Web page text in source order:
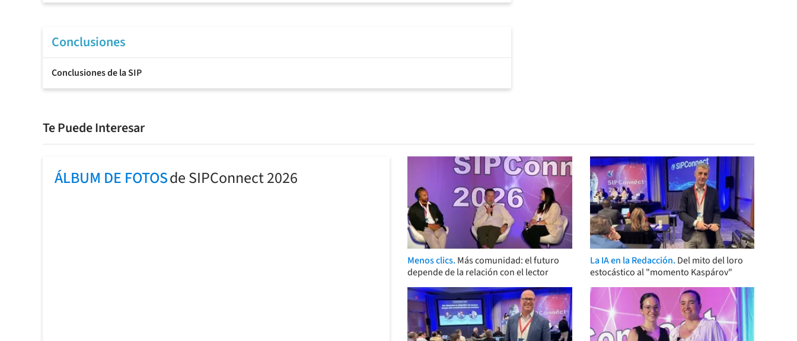
Conclusiones
Conclusiones de la SIP
Te Puede Interesar
ÁLBUM DE FOTOSde SIPConnect 2026
Menos clics. Más comunidad: el futuro
depende de la relación con el lector
La IA en la Redacción. Del mito del loro
estocástico al "momento Kaspárov"